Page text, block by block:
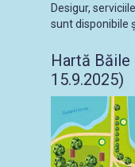
Desigur,
sunt disponibile
Hartă Băile
15.9.2025)